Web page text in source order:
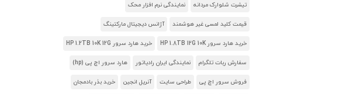
تیشرت شلوارک مردانه نمایندگی نرم افزار محک
قیمت کلید لمسی غیر هوشمند آژانس دیجیتال مارکتینگ
خرید هارد سرور HP 1.8TB 12G 10K خرید هارد سرور HP 1.2TB 10K 12G
سفارش ربات تلگرام نمایندگی ایران رادیاتور هارد سرور اچ پی (hp)
فروش سرور اچ پی طراحی سایت آنریل انجین خرید بذر بادمجان